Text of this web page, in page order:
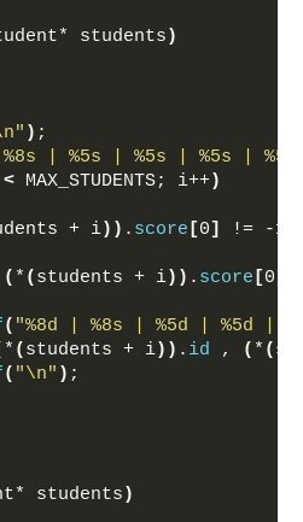
students )
) ;
| %5s | %5s | %5s |
< MAX_STUDENTS; i++)
+ i)) . score [0] != -1
( * ( students + i)) . score [0
( "%8d | %8s | %5d | %5d |
* ( students + i)) . id , ( * (
( "\n" ) ;
students )